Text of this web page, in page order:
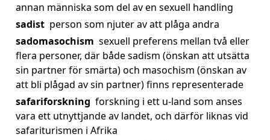
annan människa som del av en sexuell handling
sadist person som njuter av att plåga andra
sadomasochism sexuell preferens mellan två eller
flera personer, där både sadism (önskan att utsätta
sin partner för smärta) och masochism (önskan av
att bli plågad av sin partner) finns representerade
safariforskning forskning i ett u-land som anses
vara ett utnyttjande av landet, och därför liknas vid
safariturismen i Afrika